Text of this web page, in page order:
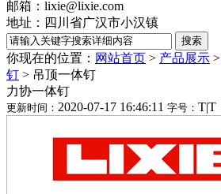
邮箱：lixie@lixie.com
地址：四川省广汉市小汉镇
你现在的位置： 网站首页 > 产品展示 >
钉 > 吊顶一体钉
力协一体钉
更新时间： 2020-07-17 16:46:11 字号： T|T